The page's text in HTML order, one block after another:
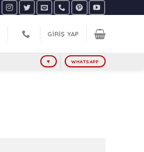
GIRIŞ YAP
♥ WHATSAPP